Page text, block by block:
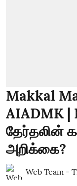
Makkal
AIADMK |
தேர்தலின்
அறிக்கை?
Web Team -